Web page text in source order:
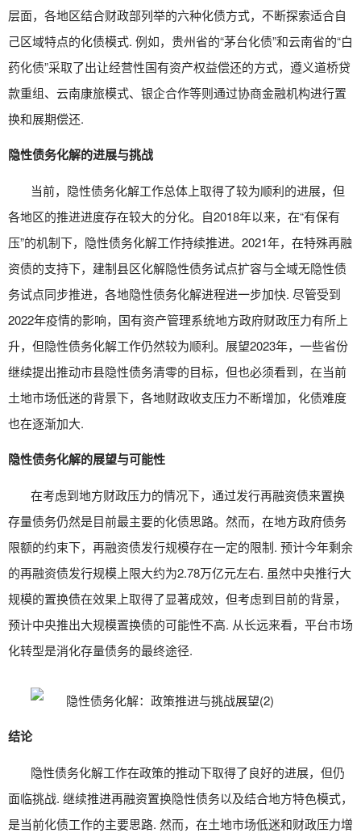
层面，各地区结合财政部列举的六种化债方式，不断探索适合自
己区域特点的化债模式. 例如，贵州省的“茅台化债”和云南省的“白
药化债”采取了出让经营性国有资产权益偿还的方式，遵义道桥贷
款重组、云南康旅模式、银企合作等则通过协商金融机构进行置
换和展期偿还.
隐性债务化解的进展与挑战
当前，隐性债务化解工作总体上取得了较为顺利的进展，但
各地区的推进进度存在较大的分化。自2018年以来，在“有保有
压”的机制下，隐性债务化解工作持续推进。2021年，在特殊再融
资债的支持下，建制县区化解隐性债务试点扩容与全域无隐性债
务试点同步推进，各地隐性债务化解进程进一步加快. 尽管受到
2022年疫情的影响， 国有资产管理系统地方政府财政压力有所上
升，但隐性债务化解工作仍然较为顺利。展望2023年，一些省份
继续提出推动市县隐性债务清零的目标，但也必须看到，在当前
土地市场低迷的背景下，各地财政收支压力不断增加，化债难度
也在逐渐加大.
隐性债务化解的展望与可能性
在考虑到地方财政压力的情况下，通过发行再融资债来置换
存量债务仍然是目前最主要的化债思路。然而，在地方政府债务
限额的约束下，再融资债发行规模存在一定的限制. 预计今年剩余
的再融资债发行规模上限大约为2.78万亿元左右. 虽然中央推行大
规模的置换债在效果上取得了显著成效，但考虑到目前的背景，
预计中央推出大规模置换债的可能性不高. 从长远来看，平台市场
化转型是消化存量债务的最终途径.
结论
隐性债务化解工作在政策的推动下取得了良好的进展，但仍
面临挑战. 继续推进再融资置换隐性债务以及结合地方特色模式，
是当前化债工作的主要思路. 然而，在土地市场低迷和财政压力增